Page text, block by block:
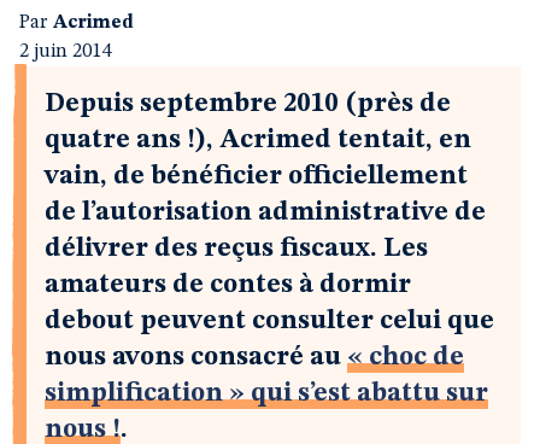
Par Acrimed
2 juin 2014
Depuis septembre 2010 (près de
quatre ans !), Acrimed tentait, en
vain, de bénéficier officiellement
de l’autorisation administrative de
délivrer des reçus fiscaux. Les
amateurs de contes à dormir
debout peuvent consulter celui que
nous avons consacré au « choc de
simplification » qui s’est abattu sur
nous !.